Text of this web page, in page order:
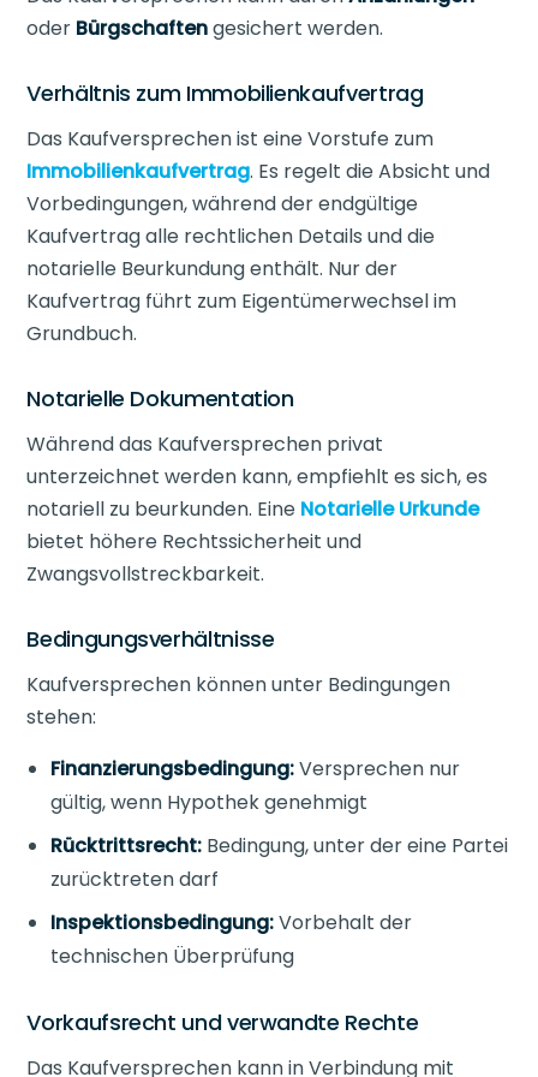
oder Bürgschaftengesichert werden.
Verhältnis zum Immobilienkaufvertrag
Das Kaufversprechen ist eine Vorstufe zum
Immobilienkaufvertrag. Es regelt die Absicht und
Vorbedingungen, während der endgültige
Kaufvertrag alle rechtlichen Details und die
notarielle Beurkundung enthält. Nur der
Kaufvertrag führt zum Eigentümerwechsel im
Grundbuch.
Notarielle Dokumentation
Während das Kaufversprechen privat
unterzeichnet werden kann, empfiehlt es sich, es
notariell zu beurkunden. Eine Notarielle Urkunde
bietet höhere Rechtssicherheit und
Zwangsvollstreckbarkeit.
Bedingungsverhältnisse
Kaufversprechen können unter Bedingungen
stehen:
Finanzierungsbedingung:Versprechen nur
gültig, wenn Hypothek genehmigt
Rücktrittsrecht: Bedingung, unter der eine Partei
zurücktreten darf
Inspektionsbedingung:Vorbehalt der
technischen Überprüfung
Vorkaufsrecht und verwandte Rechte
Das Kaufversprechen kann in Verbindung mit